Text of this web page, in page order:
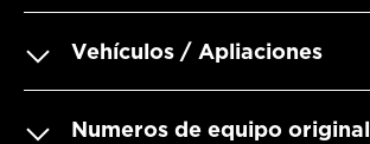
Vehículos / Apliaciones
Numeros de equipo original